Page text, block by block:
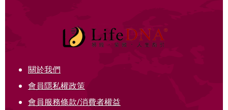
關於我們
會員隱私權政策
會員服務條款/消費者權益